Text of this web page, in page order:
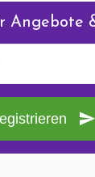
Angebote